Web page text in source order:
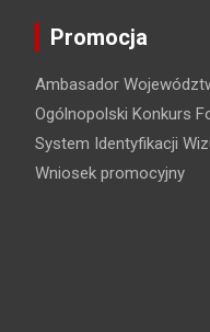
g
a
c
j
Promocja
Ambasador
Ogólnopolski Konkurs
System Identyfikacji
Wniosek promocyjny